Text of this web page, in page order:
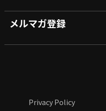
メルマガ登録
Privacy Policy